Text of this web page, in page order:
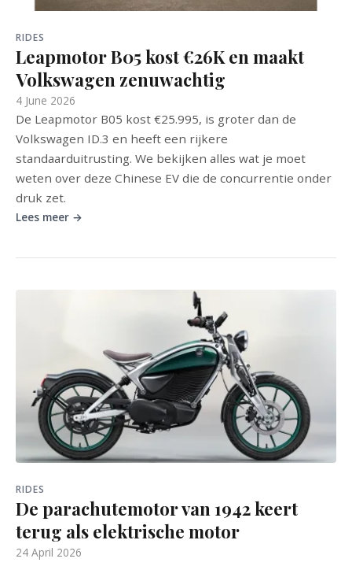
RIDES
Leapmotor B05 kost €26K en maakt
Volkswagen zenuwachtig
4 June 2026
De Leapmotor B05 kost €25.995, is groter dan de
Volkswagen ID.3 en heeft een rijkere
standaarduitrusting. We bekijken alles wat je moet
weten over deze Chinese EV die de concurrentie onder
druk zet.
Lees meer →
RIDES
De parachutemotor van 1942 keert
terug als elektrische motor
24 April 2026